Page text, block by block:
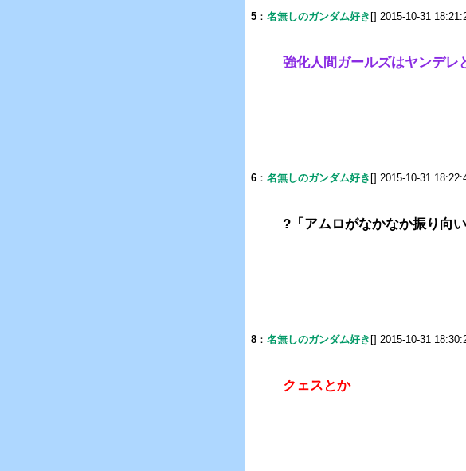
5 ： 名無しのガンダム好き [] 2015-10-31
強化人間ガールズはヤンデレ
6 ： 名無しのガンダム好き [] 2015-10-31
?「アムロがなかなか振り向
8 ： 名無しのガンダム好き [] 2015-10-31
クェスとか